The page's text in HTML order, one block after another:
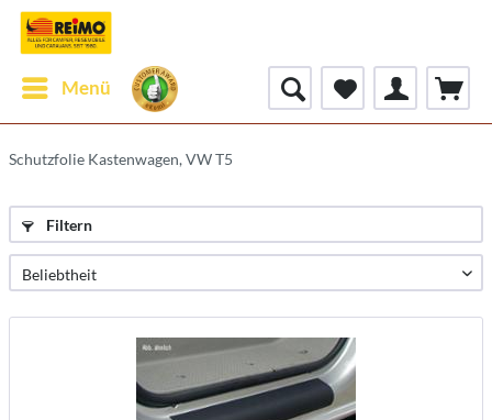
Menü
Schutzfolie Kastenwagen, VW T5
Filtern